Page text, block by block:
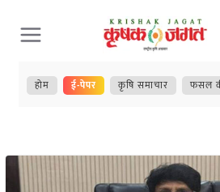
Skip
to
content
होम ई-पेपर कृषि समाचार फसल